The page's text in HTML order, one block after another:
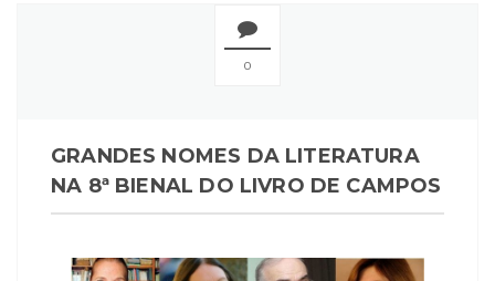
0
GRANDES NOMES DA LITERATURA
NA 8ª BIENAL DO LIVRO DE CAMPOS